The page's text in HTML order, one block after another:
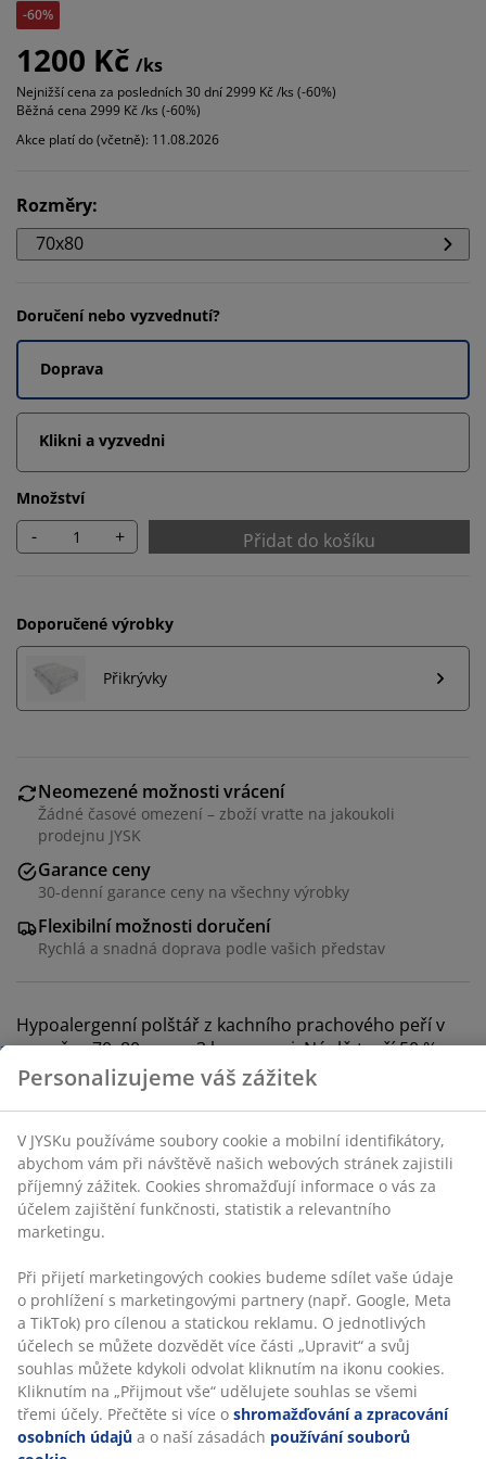
-60%
1200 Kč /ks
Nejnižší cena za posledních 30 dní2999 Kč /ks (-60%)
Běžná cena 2999 Kč /ks (-60%)
Akce platí do (včetně): 11.08.2026
Rozměry:
70x80
Doručení nebo vyzvednutí?
Doprava
Klikni a vyzvedni
Množství
- + Přidat do košíku
Doporučené výrobky
Přikrývky
Neomezené možnosti vrácení
Žádné časové omezení – zboží vraťte na jakoukoli
prodejnu JYSK
Garance ceny
30-denní garance ceny na všechny výrobky
Flexibilní možnosti doručení
Rychlá a snadná doprava podle vašich představ
Hypoalergenní polštář z kachního prachového peří v
rozměru 70x80 cm se 3 komorami. Náplň tvoří 50 %
bílé kachní prachové peří/50 % kachní peří ve vnějších
komorách a 85 % bílé kachní peří/15 % kachní prachové
bavlněného batistu, díky čemuž do polštáře
neproniknou roztoči. Nosnost 350/250. Praní na 60 °C.
Skladová položka: 4300001
Specifikace
Hodnocení
(166)
Personalizujeme váš zážitek
identifikátory, abychom vám při návštěvě našich
webových stránek zajistili příjemný zážitek. Cookies
shromažďují informace o vás za účelem zajištění
funkčnosti, statistik a relevantního marketingu.
Při přijetí marketingových cookies budeme sdílet vaše
údaje o prohlížení s marketingovými partnery (např.
Google, Meta a TikTok) pro cílenou a statickou reklamu.
O jednotlivých účelech se můžete dozvědět více části
„Upravit“ a svůj souhlas můžete kdykoli odvolat
udělujete souhlas se všemi třemi účely. Přečtěte si více
o shromažďování a zpracování osobních údajůa o
naší zásadáchpoužívání souborů cookie